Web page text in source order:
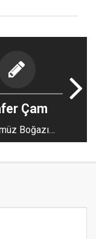
Çam
Boğazı
Boğazına